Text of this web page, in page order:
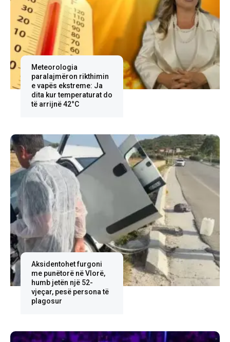
Meteorologia
paralajmëron rikthimin
e vapës ekstreme: Ja
dita kur temperaturat do
të arrijnë 42°C
Aksidentohet furgoni
me punëtorë në Vlorë,
humb jetën një 52-
vjeçar, pesë persona të
plagosur